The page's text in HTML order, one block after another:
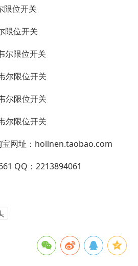
位开关
位开关
限位开关
限位开关
限位开关
限位开关
网址：hollnen.taobao.com
QQ：2213894061